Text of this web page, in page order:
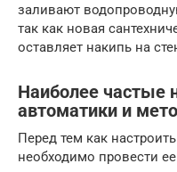
заливают
так как новая
оставляет накипь на
Наиболее частые
автоматики и
Перед тем как
необходимо провести